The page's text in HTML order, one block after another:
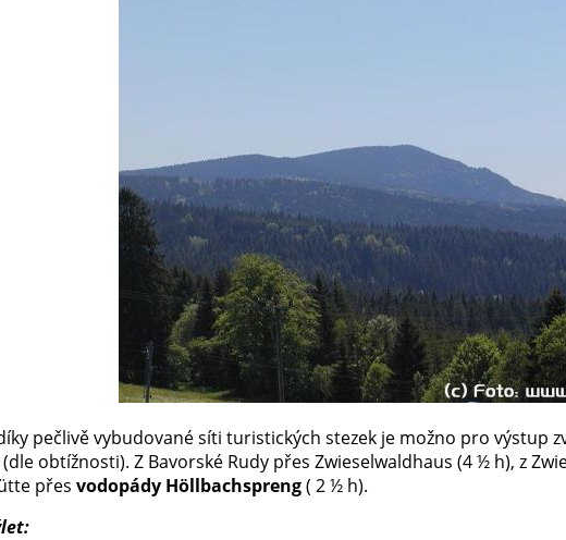
pečlivě vybudované síti turistických stezek je možno pro výstup
obtížnosti). Z Bavorské Rudy přes Zwieselwaldhaus (4 ½ h), z
přes vodopády Höllbachspreng( 2 ½ h).